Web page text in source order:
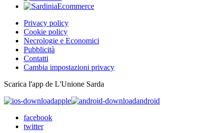
Privacy policy
Cookie policy
Necrologie e Economici
Pubblicità
Contatti
Cambia impostazioni privacy
Scarica l'app de L'Unione Sarda
apple
android
facebook
twitter